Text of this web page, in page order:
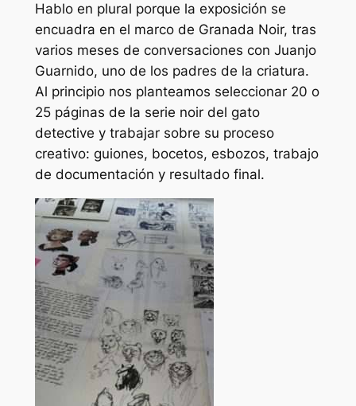
Hablo en plural porque la exposición se
encuadra en el marco de Granada Noir, tras
varios meses de conversaciones con Juanjo
Guarnido, uno de los padres de la criatura.
Al principio nos planteamos seleccionar 20 o
25 páginas de la serie noir del gato
detective y trabajar sobre su proceso
creativo: guiones, bocetos, esbozos, trabajo
de documentación y resultado final.